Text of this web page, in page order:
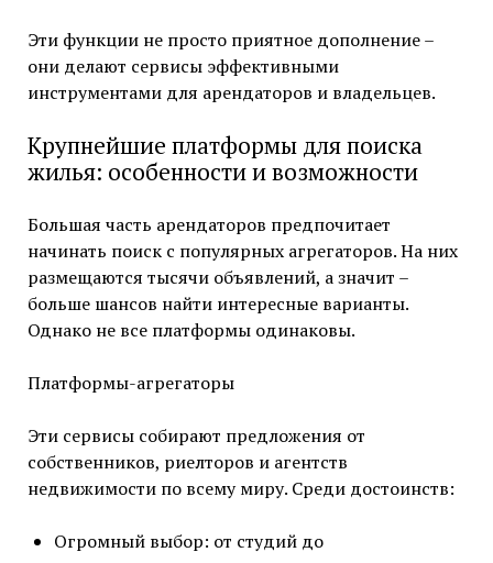
Эти функции не просто приятное дополнение –
они делают сервисы эффективными
инструментами для арендаторов и владельцев.
Крупнейшие платформы для поиска
жилья: особенности и возможности
Большая часть арендаторов предпочитает
начинать поиск с популярных агрегаторов. На них
размещаются тысячи объявлений, а значит –
больше шансов найти интересные варианты.
Однако не все платформы одинаковы.
Платформы-агрегаторы
Эти сервисы собирают предложения от
собственников, риелторов и агентств
недвижимости по всему миру. Среди достоинств:
Огромный выбор: от студий до